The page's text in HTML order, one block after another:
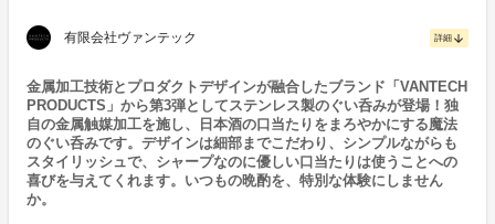
有限会社ヴァンテック 詳細 arrow_downward
金属加工技術とプロダクトデザインが融合したブランド「VANTECH
PRODUCTS」から第3弾としてステンレス製のぐい呑みが登場！独
自の金属触媒加工を施し、日本酒の口当たりをまろやかにする魔法
のぐい呑みです。デザインは細部までこだわり、シンプルながらも
スタイリッシュで、シャープなのに優しい口当たりは使うことへの
喜びを与えてくれます。いつもの晩酌を、特別な体験にしません
か。